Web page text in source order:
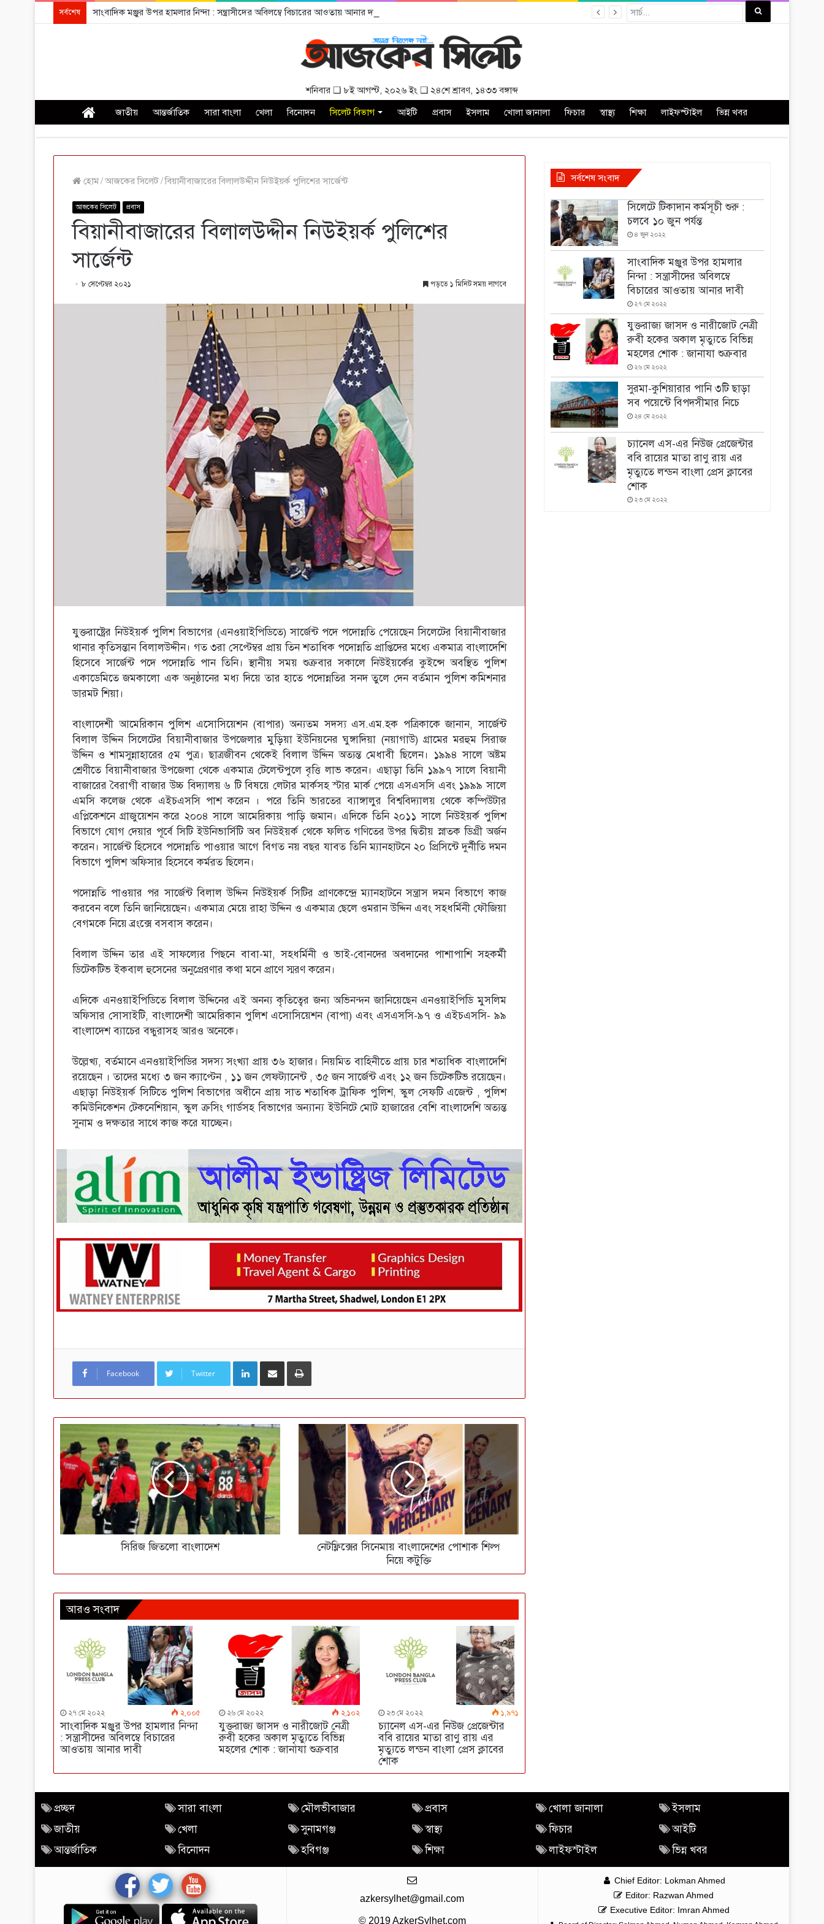
সর্বশেষ সাংবাদিক মঞ্জুর উপর হামলার নিন্দা : সন্ত্রাসীদের অবিলম্বে বিচারের আওতায় আনার দাবী
শনিবার ❑ ৮ই আগস্ট, ২০২৬ ইং ❑ ২৪শে শ্রাবণ, ১৪৩৩ বঙ্গাব্দ
জাতীয় আন্তর্জাতিক সারা বাংলা খেলা বিনোদন সিলেট বিভাগ আইটি প্রবাস ইসলাম খোলা জানালা ফিচার স্বাস্থ্য শিক্ষা লাইফস্টাইল ভিন্ন খবর
হোম/আজকের সিলেট/বিয়ানীবাজারের বিলালউদ্দীন নিউইয়র্ক পুলিশের সার্জেন্ট
আজকের সিলেট প্রবাস
বিয়ানীবাজারের বিলালউদ্দীন নিউইয়র্ক পুলিশের
সার্জেন্ট
৮ সেপ্টেম্বর ২০২১ পড়তে ১ মিনিট সময় লাগবে
যুক্তরাষ্ট্রের নিউইয়র্ক পুলিশ বিভাগের (এনওয়াইপিডিতে) সার্জেন্ট পদে পদোন্নতি পেয়েছেন সিলেটের বিয়ানীবাজার
থানার কৃতিসন্তান বিলালউদ্দীন। গত ৩রা সেপ্টেম্বর প্রায় তিন শতাধিক পদোন্নতি প্রাপ্তিদের মধ্যে একমাত্র বাংলাদেশি
হিসেবে সার্জেন্ট পদে পদোন্নতি পান তিনি। স্থানীয় সময় শুক্রবার সকালে নিউইয়র্কের কুইন্সে অবস্থিত পুলিশ
একাডেমিতে জমকালো এক অনুষ্ঠানের মধ্য দিয়ে তার হাতে পদোন্নতির সনদ তুলে দেন বর্তমান পুলিশ কমিশনার
ডারমট শিয়া।
বাংলাদেশী আমেরিকান পুলিশ এসোসিয়েশন (বাপার) অন্যতম সদস্য এস.এম.হক পত্রিকাকে জানান, সার্জেন্ট
বিলাল উদ্দিন সিলেটের বিয়ানীবাজার উপজেলার মুড়িয়া ইউনিয়নের ঘুঙ্গাদিয়া (নয়াগাউ) গ্রামের মরহুম সিরাজ
উদ্দিন ও শামসুন্নাহারের ৫ম পুত্র। ছাত্রজীবন থেকেই বিলাল উদ্দিন অত্যন্ত মেধাবী ছিলেন। ১৯৯৪ সালে অষ্টম
শ্রেণীতে বিয়ানীবাজার উপজেলা থেকে একমাত্র টেলেন্টপুলে বৃত্তি লাভ করেন। এছাড়া তিনি ১৯৯৭ সালে বিয়ানী
বাজারের বৈরাগী বাজার উচ্চ বিদ্যালয় ৬ টি বিষয়ে লেটার মার্কসহ স্টার মার্ক পেয়ে এসএসসি এবং ১৯৯৯ সালে
এমসি কলেজ থেকে এইচএসসি পাশ করেন । পরে তিনি ভারতের ব্যাঙ্গালুর বিশ্ববিদ্যালয় থেকে কম্পিউটার
এপ্লিকেশনে গ্রাজুয়েশন করে ২০০৪ সালে আমেরিকায় পাড়ি জমান। এদিকে তিনি ২০১১ সালে নিউইয়র্ক পুলিশ
বিভাগে যোগ দেয়ার পূর্বে সিটি ইউনিভার্সিটি অব নিউইয়র্ক থেকে ফলিত গণিতের উপর দ্বিতীয় স্নাতক ডিগ্রী অর্জন
করেন। সার্জেন্ট হিসেবে পদোন্নতি পাওয়ার আগে বিগত নয় বছর যাবত তিনি ম্যানহাটনে ২০ প্রিসিন্টে দুর্নীতি দমন
বিভাগে পুলিশ অফিসার হিসেবে কর্মরত ছিলেন।
পদোন্নতি পাওয়ার পর সার্জেন্ট বিলাল উদ্দিন নিউইয়র্ক সিটির প্রাণকেন্দ্রে ম্যানহাটনে সন্ত্রাস দমন বিভাগে কাজ
করবেন বলে তিনি জানিয়েছেন। একমাত্র মেয়ে রাহা উদ্দিন ও একমাত্র ছেলে ওমরান উদ্দিন এবং সহধর্মিনী ফৌজিয়া
বেগমকে নিয়ে ব্রংক্সে বসবাস করেন।
বিলাল উদ্দিন তার এই সাফল্যের পিছনে বাবা-মা, সহধর্মিনী ও ভাই-বোনদের অবদানের পাশাপাশি সহকর্মী
ডিটেকটিভ ইকবাল হুসেনের অনুপ্রেরণার কথা মনে প্রাণে স্মরণ করেন।
এদিকে এনওয়াইপিডিতে বিলাল উদ্দিনের এই অনন্য কৃতিত্বের জন্য অভিনন্দন জানিয়েছেন এনওয়াইপিডি মুসলিম
অফিসার সোসাইটি, বাংলাদেশী আমেরিকান পুলিশ এসোসিয়েশন (বাপা) এবং এসএসসি-৯৭ ও এইচএসসি- ৯৯
বাংলাদেশ ব্যাচের বন্ধুরাসহ আরও অনেকে।
উল্লেখ্য, বর্তমানে এনওয়াইপিডির সদস্য সংখ্যা প্রায় ৩৬ হাজার। নিয়মিত বাহিনীতে প্রায় চার শতাধিক বাংলাদেশি
রয়েছেন । তাদের মধ্যে ৩ জন ক্যাপ্টেন , ১১ জন লেফট্যানেন্ট , ৩৫ জন সার্জেন্ট এবং ১২ জন ডিটেকটিভ রয়েছেন।
এছাড়া নিউইয়র্ক সিটিতে পুলিশ বিভাগের অধীনে প্রায় সাত শতাধিক ট্রাফিক পুলিশ, স্কুল সেফটি এজেন্ট , পুলিশ
কমিউনিকেশন টেকনেশিয়ান, স্কুল ক্রসিং গার্ডসহ বিভাগের অন্যান্য ইউনিটে মোট হাজারের বেশি বাংলাদেশি অত্যন্ত
সুনাম ও দক্ষতার সাথে কাজ করে যাচ্ছেন।
Facebook Twitter
LinkedIn ই-মেইলে শেয়ার করুন
সিরিজ জিতলো বাংলাদেশ
নেটফ্লিক্সের সিনেমায় বাংলাদেশের পোশাক শিল্প
নিয়ে কটুক্তি
আরও সংবাদ
২৭ মে ২০২২ ২,০০৫
সাংবাদিক মঞ্জুর উপর হামলার নিন্দা
: সন্ত্রাসীদের অবিলম্বে বিচারের
আওতায় আনার দাবী
২৬ মে ২০২২ ২,১০২
যুক্তরাজ্য জাসদ ও নারীজোট নেত্রী
রুবী হকের অকাল মৃত্যুতে বিভিন্ন
মহলের শোক : জানাযা শুক্রবার
২৩ মে ২০২২ ১,৯৭১
চ্যানেল এস-এর নিউজ প্রেজেন্টার
ববি রায়ের মাতা রাণু রায় এর
মৃত্যুতে লন্ডন বাংলা প্রেস ক্লাবের
শোক
সর্বশেষ সংবাদ
সিলেটে টিকাদান কর্মসূচী শুরু :
চলবে ১০ জুন পর্যন্ত
৪ জুন ২০২২
সাংবাদিক মঞ্জুর উপর হামলার
নিন্দা : সন্ত্রাসীদের অবিলম্বে
বিচারের আওতায় আনার দাবী
২৭ মে ২০২২
যুক্তরাজ্য জাসদ ও নারীজোট নেত্রী
রুবী হকের অকাল মৃত্যুতে বিভিন্ন
মহলের শোক : জানাযা শুক্রবার
২৬ মে ২০২২
সুরমা-কুশিয়ারার পানি ৩টি ছাড়া
সব পয়েন্টে বিপদসীমার নিচে
২৪ মে ২০২২
চ্যানেল এস-এর নিউজ প্রেজেন্টার
ববি রায়ের মাতা রাণু রায় এর
মৃত্যুতে লন্ডন বাংলা প্রেস ক্লাবের
শোক
২৩ মে ২০২২
প্রচ্ছদ
জাতীয়
আন্তর্জাতিক
সারা বাংলা
খেলা
বিনোদন
মৌলভীবাজার
সুনামগঞ্জ
হবিগঞ্জ
প্রবাস
স্বাস্থ্য
শিক্ষা
খোলা জানালা
ফিচার
লাইফস্টাইল
ইসলাম
আইটি
ভিন্ন খবর
azkersylhet@gmail.com
© 2019 AzkerSylhet.com
Chief Editor: Lokman Ahmed
Editor: Razwan Ahmed
Executive Editor: Imran Ahmed